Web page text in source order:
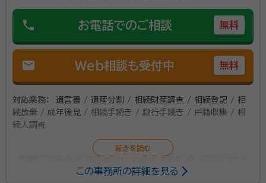
phone お電話でのご相談 無料
mail Web相談も受付中 無料
対応業務：
遺言書 / 遺産分割 / 相続財産調査 / 相続登記 / 相
続放棄 / 成年後見 / 相続手続き / 銀行手続き / 戸籍収集 / 相
続人調査
分の時間をかけるよう心がけています。
この事務所の詳細を見る